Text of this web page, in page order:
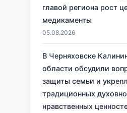
главой региона рост
медикаменты
05.08.2026
В Черняховске
области обсудили
защиты семьи и
традиционных
нравственных